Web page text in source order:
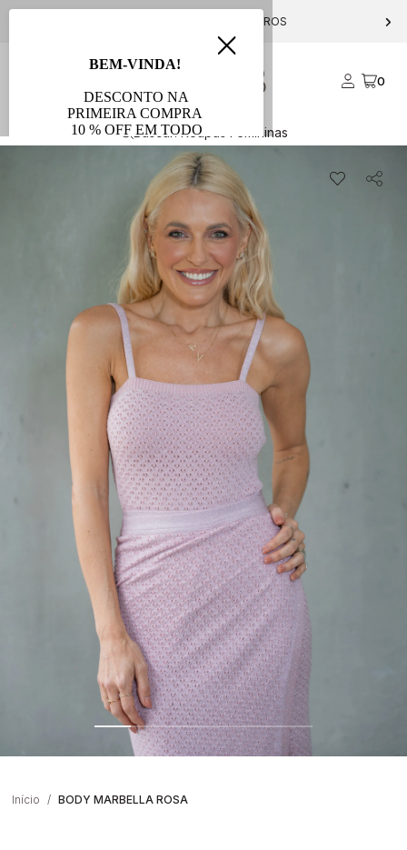
PARCELE EM ATÉ 10X S/ JUROS
0
Início BODY MARBELLA ROSA